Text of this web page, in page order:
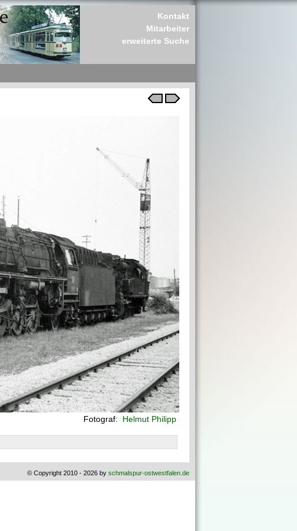
Kontakt
Mitarbeiter
erweiterte Suche
Fotograf: Helmut Philipp
© Copyright 2010 - 2026 by schmalspur-ostwestfalen.de